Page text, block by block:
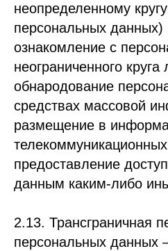
неопределенному
персональных данных)
ознакомление с
неограниченного
обнародование
средствах массовой
размещение в
предоставление
данным каким-либо
2.13. Трансграничная
персональных данных